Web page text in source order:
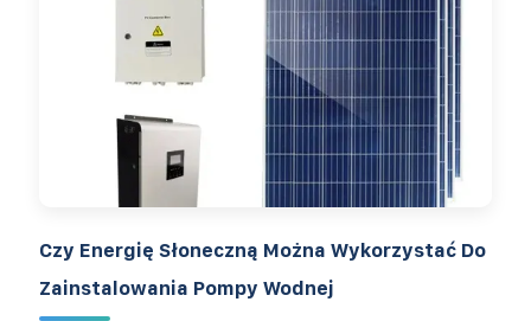
Czy Energię Słoneczną Można Wykorzystać Do
Zainstalowania Pompy Wodnej